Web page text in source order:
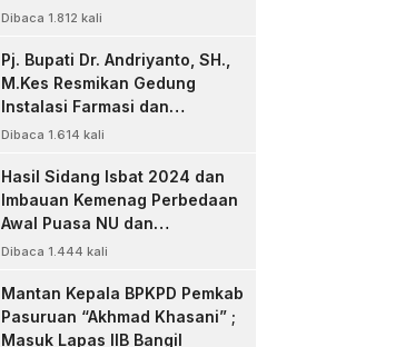
Dibaca 1.812 kali
Pj. Bupati Dr. Andriyanto, SH.,
M.Kes Resmikan Gedung
Instalasi Farmasi dan
Dropzone IGD, RSUD Bangil
Dibaca 1.614 kali
Hasil Sidang Isbat 2024 dan
Imbauan Kemenag Perbedaan
Awal Puasa NU dan
Muhamadiyah
Dibaca 1.444 kali
Mantan Kepala BPKPD Pemkab
Pasuruan “Akhmad Khasani” ;
Masuk Lapas IIB Bangil